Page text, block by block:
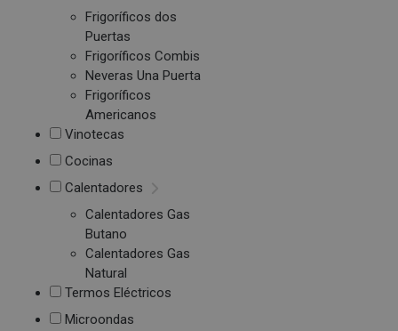
Frigoríficos dos
Puertas
Frigoríficos Combis
Neveras Una Puerta
Frigoríficos
Americanos
Vinotecas
Cocinas
Calentadores
Calentadores Gas
Butano
Calentadores Gas
Natural
Termos Eléctricos
Microondas